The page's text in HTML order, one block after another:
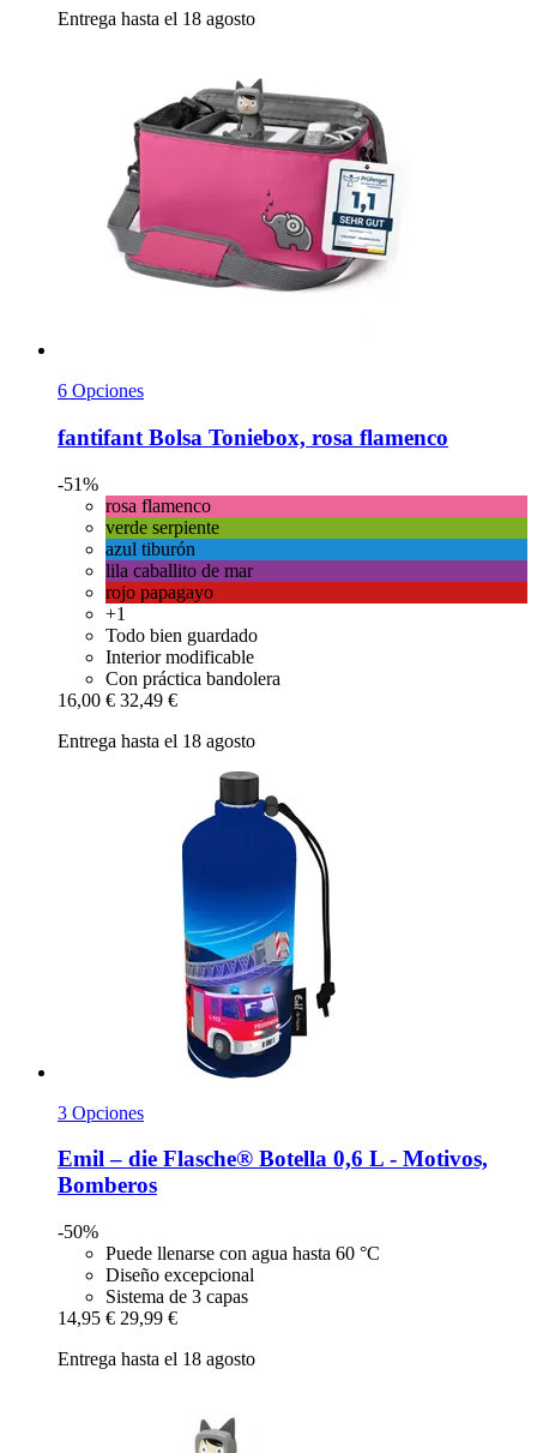
Entrega hasta el 18 agosto
6 Opciones
fantifant Bolsa Toniebox, rosa flamenco
-51%
rosa flamenco
verde serpiente
azul tiburón
lila caballito de mar
rojo papagayo
+1
Todo bien guardado
Interior modificable
Con práctica bandolera
16,00 € 32,49 €
Entrega hasta el 18 agosto
3 Opciones
Emil – die Flasche® Botella 0,6 L -​ Motivos,
Bomberos
-50%
Puede llenarse con agua hasta 60 °C
Diseño excepcional
Sistema de 3 capas
14,95 € 29,99 €
Entrega hasta el 18 agosto